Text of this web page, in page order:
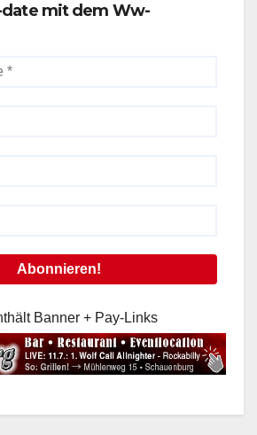
mit dem Ww-
Banner + Pay-Links